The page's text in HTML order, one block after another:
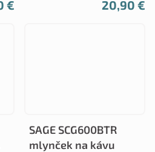
€ 20,90 €
SAGE SCG600BTR
mlynček na kávu